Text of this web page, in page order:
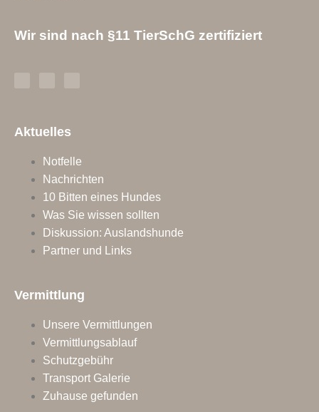
Wir sind nach §11 TierSchG zertifiziert
Aktuelles
Notfelle
Nachrichten
10 Bitten eines Hundes
Was Sie wissen sollten
Diskussion: Auslandshunde
Partner und Links
Vermittlung
Unsere Vermittlungen
Vermittlungsablauf
Schutzgebühr
Transport Galerie
Zuhause gefunden